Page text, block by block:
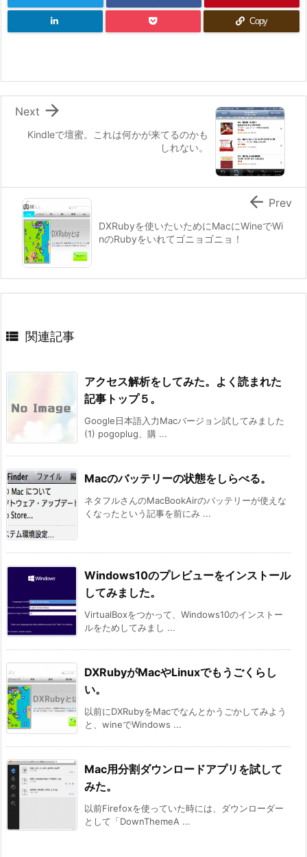
Copy
Kindleで壇蜜。これは何かが来てるのかも
しれない。

Next
DXRubyを使いたいためにMacにWineでWi
nのRubyをいれてゴニョゴニョ！
 Prev
 関連記事
アクセス解析をしてみた。よく読まれた
記事トップ５。
Google日本語入力Macバージョン試してみました
(1) pogoplug、購 ...
Macのバッテリーの状態をしらべる。
ネタフルさんのMacBookAirのバッテリーが使えな
くなったという記事を前にみ ...
Windows10のプレビューをインストール
してみました。
VirtualBoxをつかって、Windows10のインストー
ルをためしてみまし ...
DXRubyがMacやLinuxでもうごくらし
い。
以前にDXRubyをMacでなんとかうごかしてみよう
と、wineでWindows ...
Mac用分割ダウンロードアプリを試して
みた。
以前Firefoxを使っていた時には、ダウンローダー
として「DownThemeA ...